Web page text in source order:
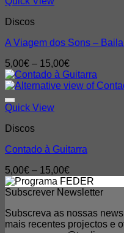
Discos
A Viagem dos Sons –
5,00€ – 15,00€Price
range:
5,00€
Quick View
Discos
Contado à Guitarra
5,00€ – 15,00€Price
range:
5,00€
15,00€
Subscrever Newsletter
Subscreva as nossas
mais recentes projectos e